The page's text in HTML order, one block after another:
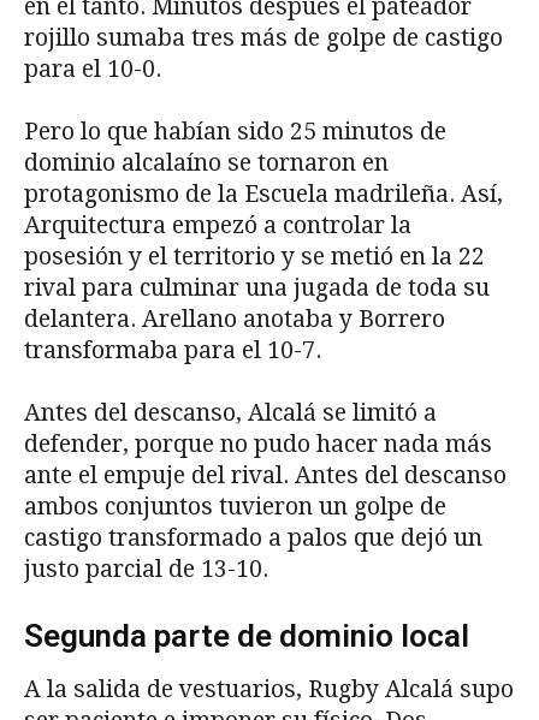
en el tanto. Minutos después el pateador
rojillo sumaba tres más de golpe de castigo
para el 10-0.
Pero lo que habían sido 25 minutos de
dominio alcalaíno se tornaron en
protagonismo de la Escuela madrileña. Así,
Arquitectura empezó a controlar la
posesión y el territorio y se metió en la 22
rival para culminar una jugada de toda su
delantera. Arellano anotaba y Borrero
transformaba para el 10-7.
Antes del descanso, Alcalá se limitó a
defender, porque no pudo hacer nada más
ante el empuje del rival. Antes del descanso
ambos conjuntos tuvieron un golpe de
castigo transformado a palos que dejó un
justo parcial de 13-10.
Segunda parte de dominio local
A la salida de vestuarios, Rugby Alcalá supo